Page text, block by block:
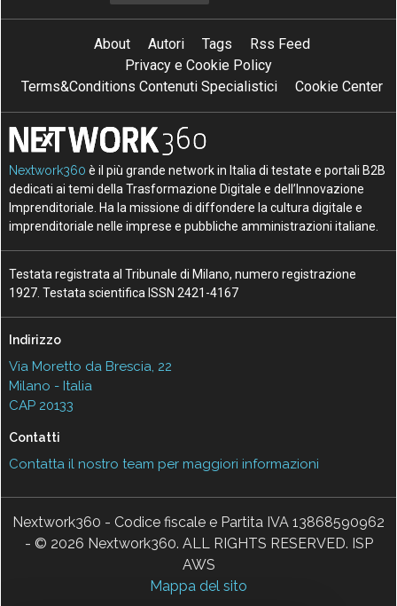
About Autori Tags
Rss Feed
Privacy e Cookie Policy
Terms&Conditions Contenuti Specialistici
Cookie Center
Nextwork360 è il più grande network in Italia di testate e portali B2B
dedicati ai temi della Trasformazione Digitale e dell’Innovazione
Imprenditoriale. Ha la missione di diffondere la cultura digitale e
imprenditoriale nelle imprese e pubbliche amministrazioni italiane.
Testata registrata al Tribunale di Milano, numero registrazione
1927. Testata scientifica ISSN 2421-4167
Indirizzo
Via Moretto da Brescia, 22
Milano - Italia
CAP 20133
Contatti
Contatta il nostro team per maggiori informazioni
Nextwork360 - Codice fiscale e Partita IVA 13868590962
- © 2026 Nextwork360. ALL RIGHTS RESERVED. ISP
AWS
Mappa del sito